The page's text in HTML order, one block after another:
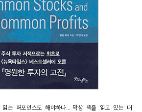
는 퍼포먼스도 해야하나… 막상 책을 읽고 있는 내